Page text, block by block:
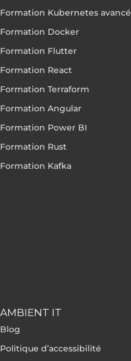
Formation Kubernetes avancé
Formation Docker
Formation Flutter
Formation React
Formation Terraform
Formation Angular
Formation Power BI
Formation Rust
Formation Kafka
AMBIENT IT
Blog
Politique d’accessibilité